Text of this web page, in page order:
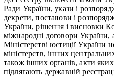
Ради України, укази і
декрети, постанови і
України, рішення і висновки
міжнародні договори України,
Міністерстві юстиції України
міністерств, інших
також інших органів, акти
підлягають державній